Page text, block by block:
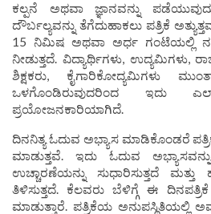
ಕಲ್ಪನೆ ಅಥವಾ ಜ್ಞಾನವನ್ನು
ದೌರ್ಬಲ್ಯವನ್ನು ತೆಗೆದುಹಾಕಲು ಪತ್ರಿಕೆ
15 ನಿಮಿಷ ಅಥವಾ ಅರ್ಧ ಗಂಟೆಯಲ್ಲಿ
ನೀಡುತ್ತದೆ. ವಿದ್ಯಾರ್ಥಿಗಳು, ಉದ್ಯಮಿಗಳು,
ಶಿಕ್ಷಕರು, ಕೈಗಾರಿಕೋದ್ಯಮಿಗಳು
ಒಳಗೊಂಡಿರುವುದರಿಂದ ಇದು
ಪ್ರಯೋಜನಕಾರಿಯಾಗಿದೆ.
ದಿನನಿತ್ಯ ಓದುವ ಅಭ್ಯಾಸ ಮಾಡಿಕೊಂಡರೆ
ಮಾಡುತ್ತವೆ. ಇದು ಓದುವ
ಉಚ್ಚಾರಣೆಯನ್ನು ಸುಧಾರಿಸುತ್ತದೆ
ತಿಳಿಸುತ್ತದೆ. ಕೆಲವರು ಬೆಳಿಗ್ಗೆ ಈ ದಿನಪತ್ರಿಕೆ
ಮಾಡುತ್ತಾರೆ. ಪತ್ರಿಕೆಯ ಅನುಪಸ್ಥಿತಿಯಲ್ಲಿ